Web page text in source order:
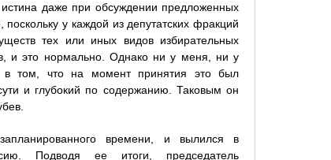
даже при обсуждении предложенных
у каждой из депутатских фракций
тех или иных видов избирательных
и это нормально. Однако ни у меня, ни у
в том, что на момент принятия это был
и глубокий по содержанию. Таковым он
времени, и вылился в
Подводя ее итоги, председатель